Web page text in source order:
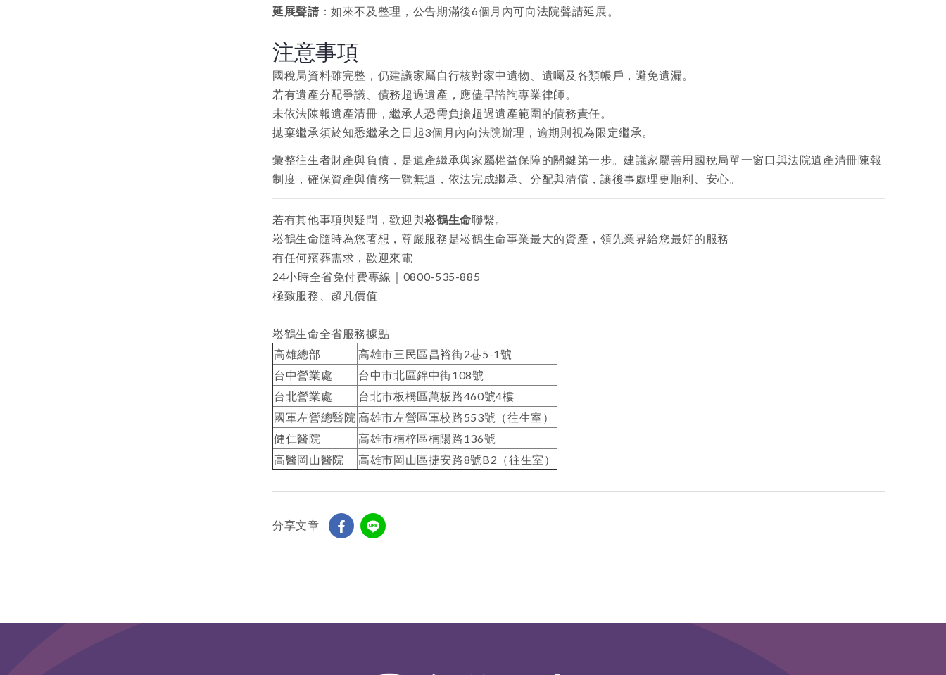
延展聲請 ：如來不及整理，公告期滿後6個月內可向法院聲請延展。
注意事項
國稅局資料雖完整，仍建議家屬自行核對家中遺物、遺囑及各類帳戶，避免遺漏。
若有遺產分配爭議、債務超過遺產，應儘早諮詢專業律師。
未依法陳報遺產清冊，繼承人恐需負擔超過遺產範圍的債務責任。
拋棄繼承須於知悉繼承之日起3個月內向法院辦理，逾期則視為限定繼承。
彙整往生者財產與負債，是遺產繼承與家屬權益保障的關鍵第一步。建議家屬善用國稅局單一窗口與法院遺產清冊陳報
制度，確保資產與債務一覽無遺，依法完成繼承、分配與清償，讓後事處理更順利、安心。
若有其他事項與疑問，歡迎與崧鶴生命聯繫。
崧鶴生命隨時為您著想，尊嚴服務是崧鶴生命事業最大的資產，領先業界給您最好的服務
有任何殯葬需求，歡迎來電
24小時全省免付費專線｜ 0800-535-885
極致服務、超凡價值
崧鶴生命全省服務據點
高雄總部
高雄市三民區昌裕街2巷5-1號
台中營業處
台中市北區錦中街108號
台北營業處
台北市板橋區萬板路460號4樓
國軍左營總醫院 高雄市左營區軍校路553號（往生室）
健仁醫院
高雄市楠梓區楠陽路136號
高醫岡山醫院
高雄市岡山區捷安路8號B2（往生室）
分享文章